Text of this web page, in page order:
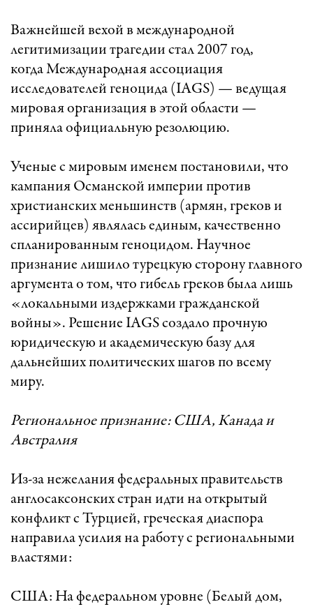
Важнейшей вехой в международной
легитимизации трагедии стал 2007 год,
когда Международная ассоциация
исследователей геноцида (IAGS) — ведущая
мировая организация в этой области —
приняла официальную резолюцию.
Ученые с мировым именем постановили, что
кампания Османской империи против
христианских меньшинств (армян, греков и
ассирийцев) являлась единым, качественно
спланированным геноцидом. Научное
признание лишило турецкую сторону главного
аргумента о том, что гибель греков была лишь
«локальными издержками гражданской
войны». Решение IAGS создало прочную
юридическую и академическую базу для
дальнейших политических шагов по всему
миру.
Региональное признание: США, Канада и
Австралия
Из-за нежелания федеральных правительств
англосаксонских стран идти на открытый
конфликт с Турцией, греческая диаспора
направила усилия на работу с региональными
властями:
США: На федеральном уровне (Белый дом,